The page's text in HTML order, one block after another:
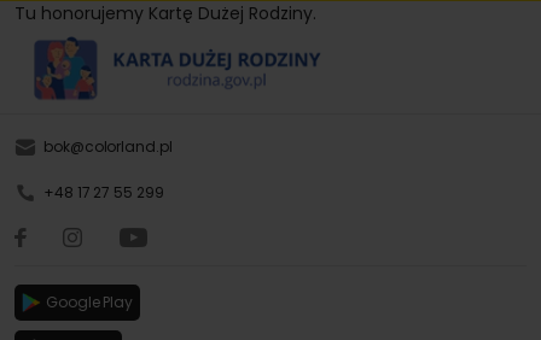
Tu honorujemy Kartę Dużej Rodziny.
bok@colorland.pl
+48 17 27 55 299
Google Play